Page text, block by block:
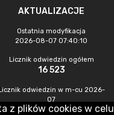
AKTUALIZACJE
Ostatnia modyfikacja
2026-08-07 07:40:10
Licznik odwiedzin ogółem
16 523
odwiedzin w m-cu 2026-
07
963
z plików cookies w celu